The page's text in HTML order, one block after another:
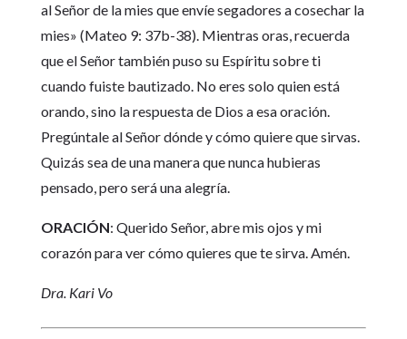
al Señor de la mies que envíe segadores a cosechar la
mies» (Mateo 9: 37b-38). Mientras oras, recuerda
que el Señor también puso su Espíritu sobre ti
cuando fuiste bautizado. No eres solo quien está
orando, sino la respuesta de Dios a esa oración.
Pregúntale al Señor dónde y cómo quiere que sirvas.
Quizás sea de una manera que nunca hubieras
pensado, pero será una alegría.
ORACIÓN: Querido Señor, abre mis ojos y mi
corazón para ver cómo quieres que te sirva. Amén.
Dra. Kari Vo